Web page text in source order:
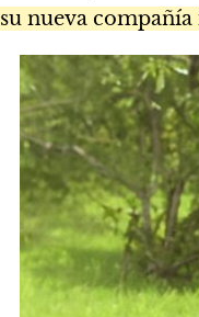
su nueva